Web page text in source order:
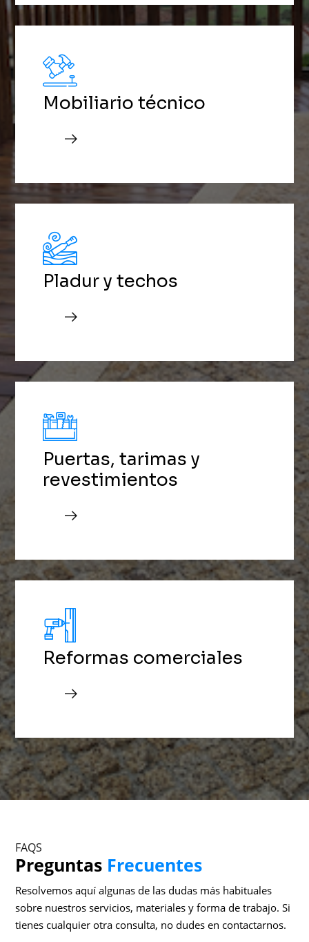
Mobiliario técnico
Pladur y techos
Puertas, tarimas y
revestimientos
Reformas comerciales
FAQS
Preguntas Frecuentes
Resolvemos aquí algunas de las dudas más habituales
sobre nuestros servicios, materiales y forma de trabajo. Si
tienes cualquier otra consulta, no dudes en contactarnos.